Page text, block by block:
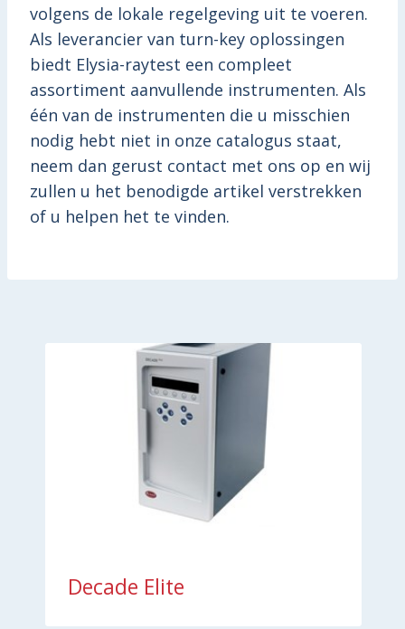
volgens de lokale regelgeving uit te voeren.
Als leverancier van turn-key oplossingen
biedt Elysia-raytest een compleet
assortiment aanvullende instrumenten. Als
één van de instrumenten die u misschien
nodig hebt niet in onze catalogus staat,
neem dan gerust contact met ons op en wij
zullen u het benodigde artikel verstrekken
of u helpen het te vinden.
Decade Elite